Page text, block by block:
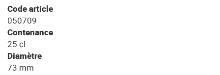
Code article
050709
Contenance
25 cl
Diamètre
73 mm